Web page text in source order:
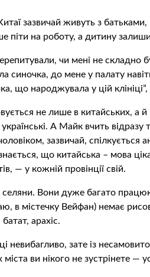
зазвичай живуть з
піти на роботу, а дитину
чи мені не
синочка, до мене у палату
що народжувала у цій клініці”,
не лише в китайських, а й
українські. А Майк вчить
зазвичай, спілкується
що китайська – мова
— у кожній провінції свій.
Вони дуже багато
в містечку Вейфан) немає
арахіс.
невибагливо, зате із
ви нікого не зустрінете —